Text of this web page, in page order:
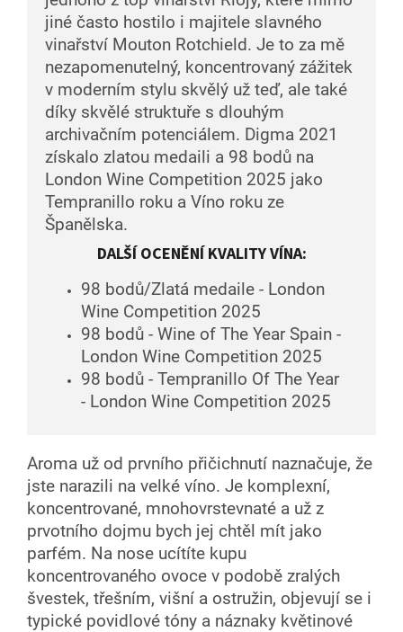
jiné často hostilo i majitele slavného
vinařství Mouton Rotchield. Je to za mě
nezapomenutelný, koncentrovaný zážitek
v moderním stylu skvělý už teď, ale také
díky skvělé struktuře s dlouhým
archivačním potenciálem. Digma 2021
získalo zlatou medaili a 98 bodů na
London Wine Competition 2025 jako
Tempranillo roku a Víno roku ze
Španělska.
DALŠÍ OCENĚNÍ KVALITY VÍNA:
98 bodů/Zlatá medaile - London
Wine Competition 2025
98 bodů - Wine of The Year Spain -
London Wine Competition 2025
98 bodů - Tempranillo Of The Year
- London Wine Competition 2025
Aroma už od prvního přičichnutí naznačuje, že
jste narazili na velké víno. Je komplexní,
koncentrované, mnohovrstevnaté a už z
prvotního dojmu bych jej chtěl mít jako
parfém. Na nose ucítíte kupu
koncentrovaného ovoce v podobě zralých
švestek, třešním, višní a ostružin, objevují se i
typické povidlové tóny a náznaky květinové